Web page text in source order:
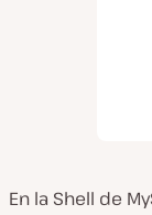
En la Shell de